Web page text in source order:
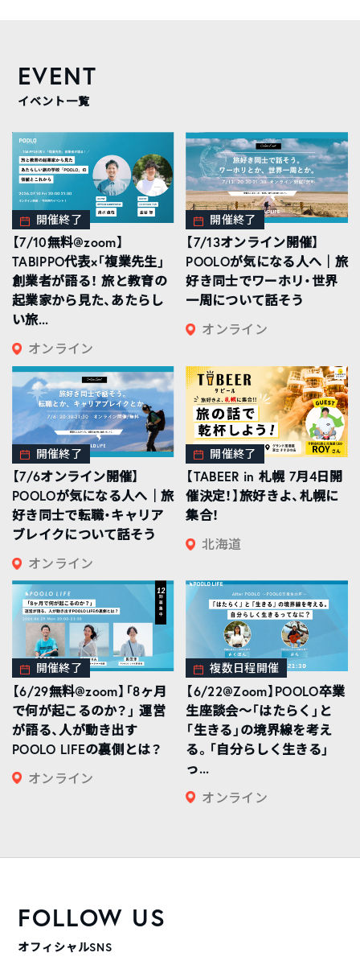
EVENT
イベント一覧
開催終了
【7/10無料@zoom】
TABIPPO代表×「複業先生」
創業者が語る！ 旅と教育の
起業家から見た、あたらし
い旅...
オンライン
開催終了
【7/13オンライン開催】
POOLOが気になる人へ｜旅
好き同士でワーホリ・世界
一周について話そう
オンライン
開催終了
【7/6オンライン開催】
POOLOが気になる人へ｜旅
好き同士で転職・キャリア
ブレイクについて話そう
オンライン
開催終了
【TABEER in 札幌 7月4日開
催決定！】旅好きよ、札幌に
集合！
北海道
開催終了
【6/29無料@zoom】「8ヶ月
で何が起こるのか？」 運営
が語る、人が動き出す
POOLO LIFEの裏側とは？
オンライン
複数日程開催
【6/22@Zoom】POOLO卒業
生座談会〜「はたらく」と
「生きる」の境界線を考え
る。「自分らしく生きる」
っ...
オンライン
FOLLOW US
オフィシャルSNS